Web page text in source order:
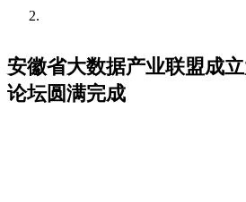
安徽省大数据产业联盟成
论坛圆满完成